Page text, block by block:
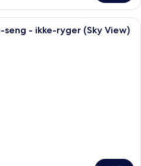
Et hotelværelse med en stor seng,
- ikke-ryger (Sky View)